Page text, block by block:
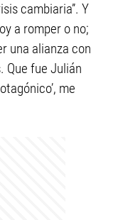
cambiaria”. Y
a romper o no;
una alianza con
Que fue Julián
me